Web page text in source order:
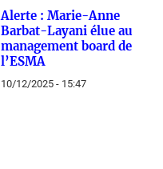
Alerte : Marie-Anne
Barbat-Layani élue au
management board de
l’ESMA
10/12/2025 - 15:47